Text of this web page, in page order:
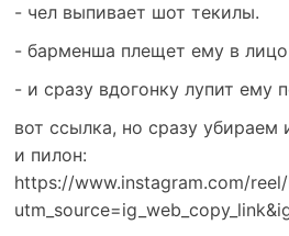
- чел выпивает шот текилы.
- барменша плещет ему в
- и сразу вдогонку лупит ему
вот ссылка, но сразу убираем
и пилон:
https://www.instagram.com/